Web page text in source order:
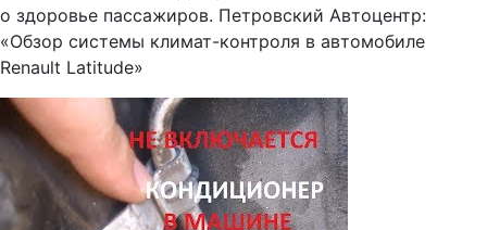
о здоровье пассажиров. Петровский Автоцентр:
«Обзор системы климат-контроля в автомобиле
Renault Latitude»